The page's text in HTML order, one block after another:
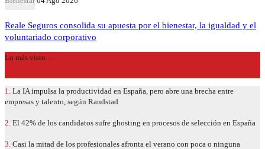
Reale Seguros consolida su apuesta por el bienestar, la igualdad y el
voluntariado corporativo
Lo más visto…
1. La IA impulsa la productividad en España, pero abre una brecha entre
empresas y talento, según Randstad
2. El 42% de los candidatos sufre ghosting en procesos de selección en España
3. Casi la mitad de los profesionales afronta el verano con poca o ninguna